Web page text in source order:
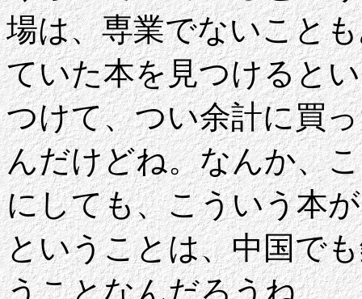
場は、専業でないこと
ていた本を見つけると
つけて、つい余計に買
んだけどね。なんか、
にしても、こういう本
ということは、中国で
うことなんだろうね。